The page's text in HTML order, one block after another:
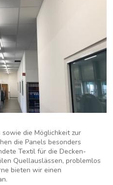
die Möglichkeit zur
die Panels besonders
Textil für die Decken-
Quellauslässen, problemlos
bieten wir einen